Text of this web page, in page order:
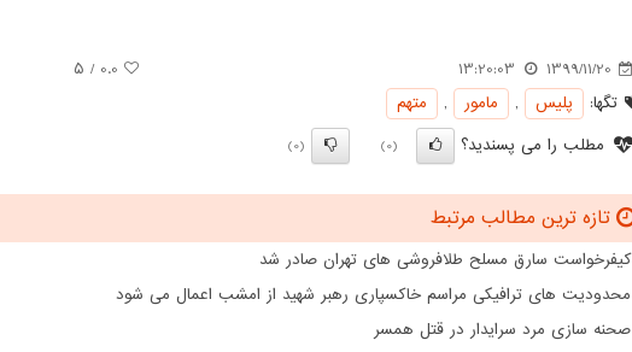
1399/11/20
13:20:03
0.0 / ۵
تگها:
پلیس , مامور ,
متهم
مطلب را می پسندید؟
(0)
(0)
تازه ترین مطالب مرتبط
کیفرخواست سارق مسلح طلافروشی های تهران صادر شد
محدودیت های ترافیکی مراسم خاکسپاری رهبر شهید از امشب اعمال می شود
صحنه سازی مرد سرایدار در قتل همسر